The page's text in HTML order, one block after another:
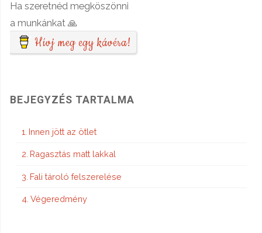
Ha szeretnéd megköszönni
a munkánkat 🙏
Hívj meg egy kávéra!
BEJEGYZÉS TARTALMA
Innen jött az ötlet
Ragasztás matt lakkal
Fali tároló felszerelése
Végeredmény